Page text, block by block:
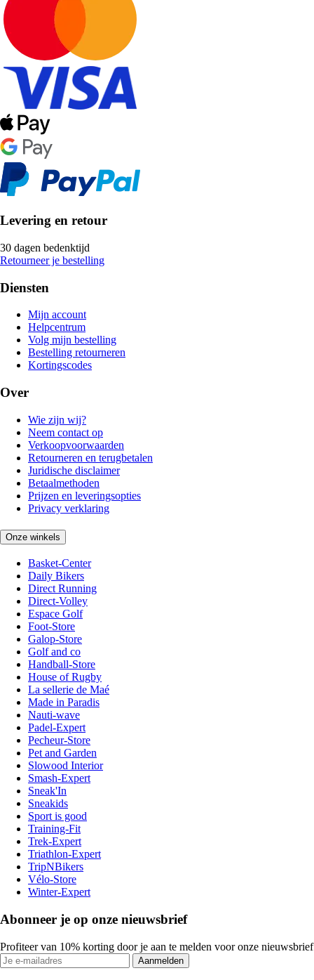
Levering en retour
30 dagen bedenktijd
Retourneer je bestelling
Diensten
Mijn account
Helpcentrum
Volg mijn bestelling
Bestelling retourneren
Kortingscodes
Over
Wie zijn wij?
Neem contact op
Verkoopvoorwaarden
Retourneren en terugbetalen
Juridische disclaimer
Betaalmethoden
Prijzen en leveringsopties
Privacy verklaring
Onze winkels
Basket-Center
Daily Bikers
Direct Running
Direct-Volley
Espace Golf
Foot-Store
Galop-Store
Golf and co
Handball-Store
House of Rugby
La sellerie de Maé
Made in Paradis
Nauti-wave
Padel-Expert
Pecheur-Store
Pet and Garden
Slowood Interior
Smash-Expert
Sneak'In
Sneakids
Sport is good
Training-Fit
Trek-Expert
Triathlon-Expert
TripNBikers
Vélo-Store
Winter-Expert
Abonneer je op onze nieuwsbrief
Profiteer van 10% korting door je aan te melden voor onze nieuwsbrief
Aanmelden